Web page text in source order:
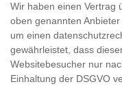
Wir haben einen Vertrag
oben genannten
um einen
gewährleistet, dass
Websitebesucher nur
Einhaltung der DSGVO